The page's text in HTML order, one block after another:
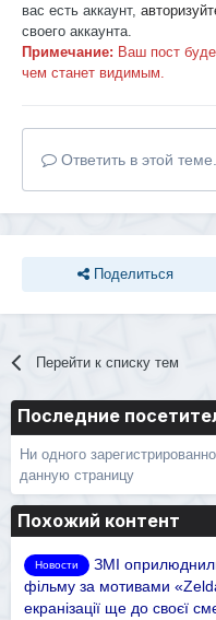
вас есть аккаунт,
своего аккаунта.
Примечание: Ваш пост
чем станет видимым.
Ответить в этой теме...
Поделиться
Перейти к списку тем
Последние
Ни одного
данную страницу
Похожий контент
Новости
ЗМІ
фільму за мотивами
екранізації ще до своєї